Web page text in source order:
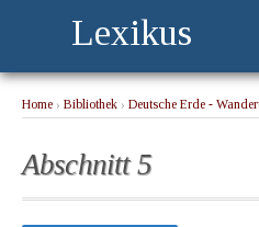
Lexikus
Home › Bibliothek › Deutsche Erde -
Abschnitt 5